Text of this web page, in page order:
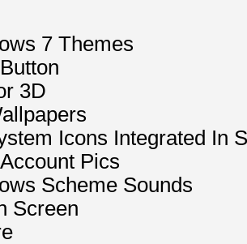
7 Themes
3D
Icons Integrated In
Pics
Scheme Sounds
Screen